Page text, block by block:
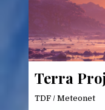
Terra
TDF / Meteonet